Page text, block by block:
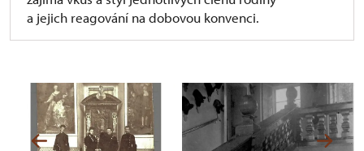
a jejich reagování na dobovou konvenci.